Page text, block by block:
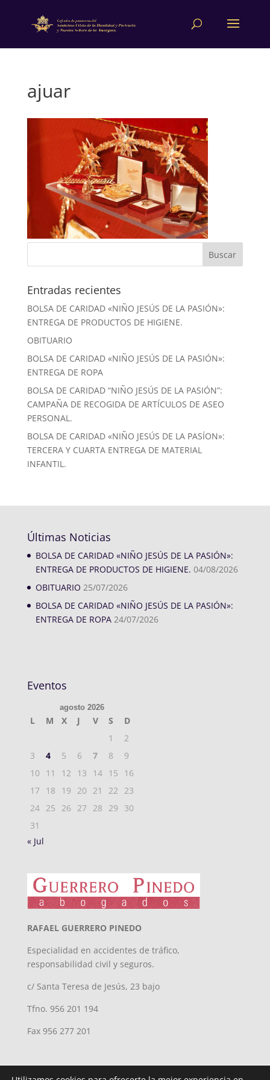
ajuar
Entradas recientes
BOLSA DE CARIDAD «NIÑO JESÚS DE LA PASIÓN»:
ENTREGA DE PRODUCTOS DE HIGIENE.
OBITUARIO
BOLSA DE CARIDAD «NIÑO JESÚS DE LA PASIÓN»:
ENTREGA DE ROPA
BOLSA DE CARIDAD “NIÑO JESÚS DE LA PASIÓN”:
CAMPAÑA DE RECOGIDA DE ARTÍCULOS DE ASEO
PERSONAL.
BOLSA DE CARIDAD «NIÑO JESÚS DE LA PASÍON»:
TERCERA Y CUARTA ENTREGA DE MATERIAL
INFANTIL.
Últimas Noticias
BOLSA DE CARIDAD «NIÑO JESÚS DE LA PASIÓN»:
ENTREGA DE PRODUCTOS DE HIGIENE. 04/08/2026
OBITUARIO 25/07/2026
BOLSA DE CARIDAD «NIÑO JESÚS DE LA PASIÓN»:
ENTREGA DE ROPA 24/07/2026
Eventos
agosto 2026
L M X J V S
D
1
2
3
4 5 6 7 8
9
10
11 12 13 14 15
16
17
18 19 20 21 22
23
24 25 26 27 28 29
30
31
« Jul
RAFAEL GUERRERO PINEDO
Especialidad en accidentes de tráfico,
responsabilidad civil y seguros.
c/ Santa Teresa de Jesús, 23 bajo
Tfno. 956 201 194
Fax 956 277 201